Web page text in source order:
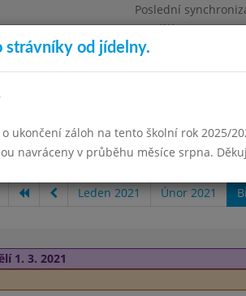
Poslední
Pondělí 3.8.2026
Omezení objednávek
organizace
Leden 2021 Únor 2021
1. 3. 2021
strávníky od jídelny.
o ukončení záloh na tento školní rok 2025/
navráceny v průběhu měsíce srpna.